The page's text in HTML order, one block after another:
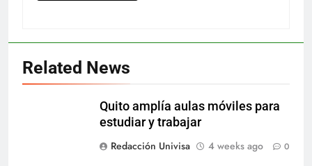
Related News
Quito amplía aulas móviles para
estudiar y trabajar
Redacción Univisa
4 weeks ago 0